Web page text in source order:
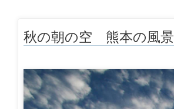
秋の朝の空 熊本の風景